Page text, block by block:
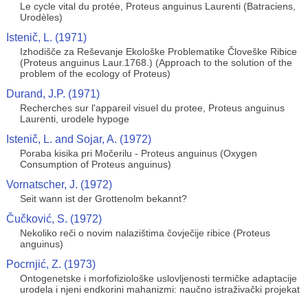
Le cycle vital du protée, Proteus anguinus Laurenti (Batraciens,
Urodèles)
Istenič, L. (1971)
Izhodišče za Reševanje Ekološke Problematike Človeške Ribice
(Proteus anguinus Laur.1768.) (Approach to the solution of the
problem of the ecology of Proteus)
Durand, J.P. (1971)
Recherches sur l'appareil visuel du protee, Proteus anguinus
Laurenti, urodele hypoge
Istenič, L. and Sojar, A. (1972)
Poraba kisika pri Močerilu - Proteus anguinus (Oxygen
Consumption of Proteus anguinus)
Vornatscher, J. (1972)
Seit wann ist der Grottenolm bekannt?
Čučković, S. (1972)
Nekoliko reči o novim nalazištima čovječije ribice (Proteus
anguinus)
Pocrnjić, Z. (1973)
Ontogenetske i morfofiziološke uslovljenosti termičke adaptacije
urodela i njeni endkorini mahanizmi: naučno istraživački projekat